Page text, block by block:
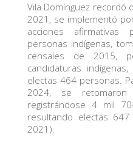
Vila Domínguez recordó
2021, se implementó
acciones
personas indígenas,
censales de 2015,
candidaturas
electas 464 personas.
2024, se retomaron
registrándose 4 mil
resultando electas
2021).